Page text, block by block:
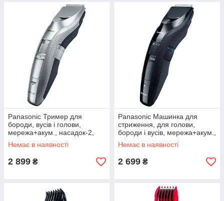
Panasonic Тример для
бороди, вусів і голови,
мережа+акум., насадок-2,
кейс, сталь, сріблястий
Немає в наявності
2 899 ₴
Panasonic Машинка для
стриження, для голови,
бороди і вусів, мережа+акум.,
насадок-1, сталь, чорний
Немає в наявності
2 699 ₴